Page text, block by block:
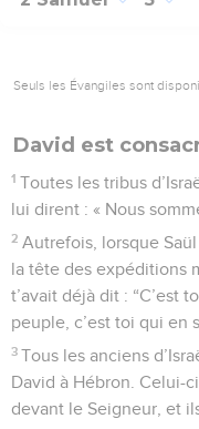
Seuls les Évangiles sont
David est
1 Toutes les tribus
lui dirent : « Nous
2 Autrefois, lorsque
la tête des expéditions
t’avait déjà dit : “C’est
peuple, c’est toi qui en
3 Tous les anciens
David à Hébron. Celui-
devant le Seigneur, et